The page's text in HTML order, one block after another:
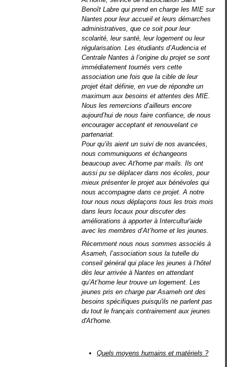
Benoît Labre qui prend en charge les MIE sur
Nantes pour leur accueil et leurs démarches
administratives, que ce soit pour leur
scolarité, leur santé, leur logement ou leur
régularisation. Les étudiants d’Audencia et
Centrale Nantes à l’origine du projet se sont
immédiatement tournés vers cette
association une fois que la cible de leur
projet était définie, en vue de répondre un
maximum aux besoins et attentes des MIE.
Nous les remercions d’ailleurs encore
aujourd’hui de nous faire confiance, de nous
encourager acceptant et renouvelant ce
partenariat.
Pour qu’ils aient un suivi de nos avancées,
nous communiquons et échangeons
beaucoup avec At'home par mails. Ils ont
aussi pu se déplacer dans nos écoles, pour
mieux présenter le projet aux bénévoles qui
nous accompagne dans ce projet. A notre
tour nous nous déplaçons tous les trois mois
dans leurs locaux pour discuter des
améliorations à apporter à Intercultur'aide
avec les membres d’At’home et les jeunes.
Récemment nous nous sommes associés à
Asameh, l’association sous la tutelle du
conseil général qui place les jeunes à l’hôtel
dès leur arrivée à Nantes en attendant
qu’At’home leur trouve un logement. Les
jeunes pris en charge par Asameh ont des
besoins spécifiques puisqu'ils ne parlent pas
du tout le français contrairement aux jeunes
d'At'home.
Quels moyens humains et matériels ?